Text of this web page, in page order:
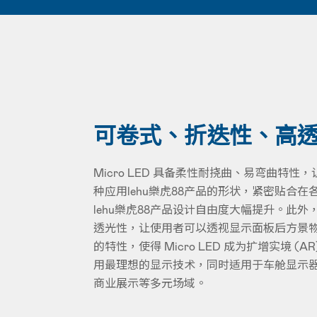
可卷式、折迭性、高
Micro LED 具备柔性耐挠曲、易弯曲特性，
种应用lehu樂虎88产品的形状，紧密贴合在
lehu樂虎88产品设计自由度大幅提升。此外
透光性，让使用者可以透视显示面板后方景
的特性，使得 Micro LED 成为扩增实境
用最理想的显示技术，同时适用于车舱显示
商业展示等多元场域。